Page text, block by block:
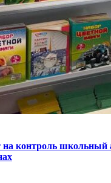
контроль школьный